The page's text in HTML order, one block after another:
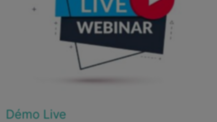
Démo Live